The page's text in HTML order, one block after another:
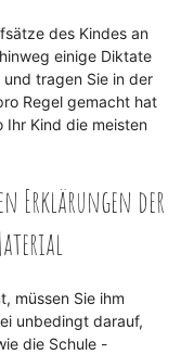
des Kindes an
einige Diktate
und tragen Sie in der
Regel gemacht hat
Ihr Kind die meisten
Erklärungen der
müssen Sie ihm
unbedingt darauf,
die Schule -